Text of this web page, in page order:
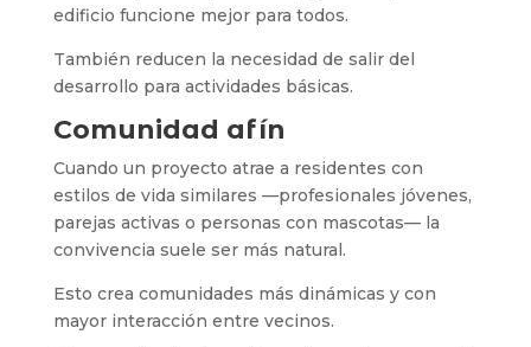
edificio funcione mejor para todos.
También reducen la necesidad de salir del
desarrollo para actividades básicas.
Comunidad afín
Cuando un proyecto atrae a residentes con
estilos de vida similares —profesionales jóvenes,
parejas activas o personas con mascotas— la
convivencia suele ser más natural.
Esto crea comunidades más dinámicas y con
mayor interacción entre vecinos.